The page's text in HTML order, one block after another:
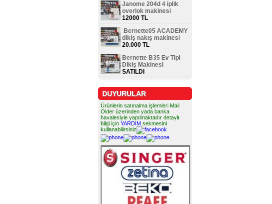
Janome 204d 4 iplik
overlok makinesi
12000 TL
Bernette05 ACADEMY
dikiş nakış makinesi
20.000 TL
Bernette B35 Ev Tipi
Dikiş Makinesi
SATILDI
DUYURULAR
Ürünlerin satınalma işlemleri Mail
Older üzerinden yada banka
havalesiyle yapılmaktadır detaylı
bilgi için YARDIM sekmesini
kullanabilirsiniz